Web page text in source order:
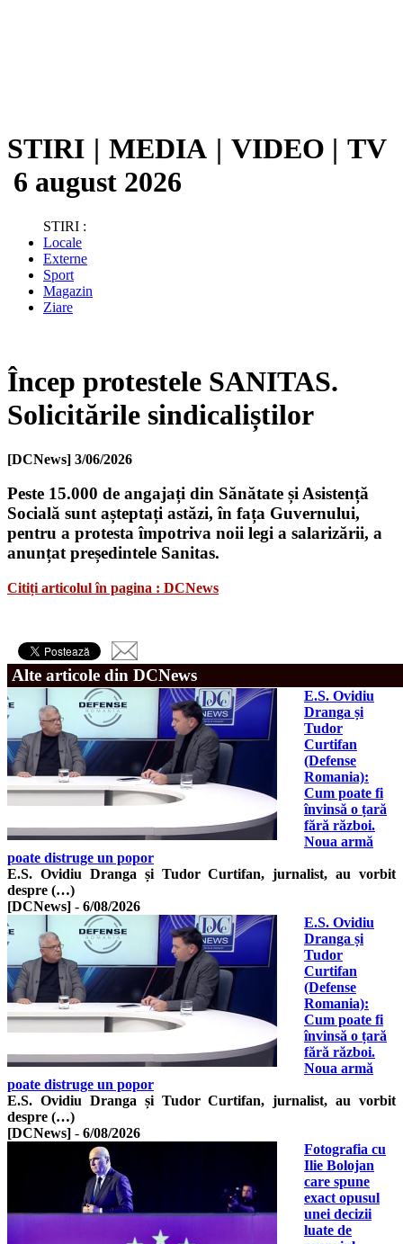
STIRI | MEDIA | VIDEO | TV
6 august 2026
STIRI :
Locale
Externe
Sport
Magazin
Ziare
Încep protestele SANITAS.
Solicitările sindicaliștilor
[DCNews] 3/06/2026
Peste 15.000 de angajați din Sănătate și Asistență
Socială sunt așteptați astăzi, în fața Guvernului,
pentru a protesta împotriva noii legi a salarizării, a
anunțat președintele Sanitas.
Citiți articolul în pagina : DCNews
Alte articole din DCNews
E.S. Ovidiu
Dranga și
Tudor
Curtifan
(Defense
Romania):
Cum poate fi
învinsă o țară
fără război.
Noua armă
poate distruge un popor
E.S. Ovidiu Dranga și Tudor Curtifan, jurnalist, au vorbit
despre (…)
[DCNews] - 6/08/2026
E.S. Ovidiu
Dranga și
Tudor
Curtifan
(Defense
Romania):
Cum poate fi
învinsă o țară
fără război.
Noua armă
poate distruge un popor
E.S. Ovidiu Dranga și Tudor Curtifan, jurnalist, au vorbit
despre (…)
[DCNews] - 6/08/2026
Fotografia cu
Ilie Bolojan
care spune
exact opusul
unei decizii
luate de